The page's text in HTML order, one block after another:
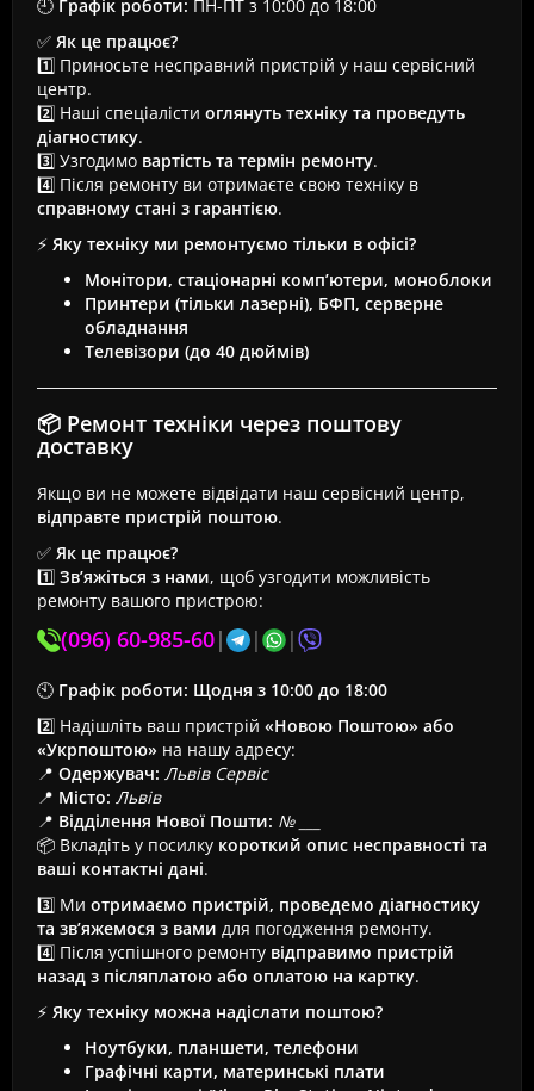
🕘 Графік роботи: ПН-ПТ з 10:00 до 18:00
✅ Як це працює?
1️⃣ Приносьте несправний пристрій у наш сервісний
центр.
2️⃣ Наші спеціалісти оглянуть техніку та проведуть
діагностику.
3️⃣ Узгодимо вартість та термін ремонту.
4️⃣ Після ремонту ви отримаєте свою техніку в
справному стані з гарантією.
⚡ Яку техніку ми ремонтуємо тільки в офісі?
Монітори, стаціонарні комп’ютери, моноблоки
Принтери (тільки лазерні), БФП, серверне
обладнання
Телевізори (до 40 дюймів)
📦 Ремонт техніки через поштову
доставку
Якщо ви не можете відвідати наш сервісний центр,
відправте пристрій поштою.
✅ Як це працює?
1️⃣ Зв’яжіться з нами, щоб узгодити можливість
ремонту вашого пристрою:
(096) 60-985-60| | |
🕙 Графік роботи: Щодня з 10:00 до 18:00
2️⃣ Надішліть ваш пристрій «Новою Поштою» або
«Укрпоштою» на нашу адресу:
📍 Одержувач: Львів Сервіс
📍 Місто: Львів
📍 Відділення Нової Пошти: № ___
📦 Вкладіть у посилку короткий опис несправності та
ваші контактні дані.
3️⃣ Ми отримаємо пристрій, проведемо діагностику
та зв’яжемося з вами для погодження ремонту.
4️⃣ Після успішного ремонту відправимо пристрій
назад з післяплатою або оплатою на картку.
⚡ Яку техніку можна надіслати поштою?
Ноутбуки, планшети, телефони
Графічні карти, материнські плати